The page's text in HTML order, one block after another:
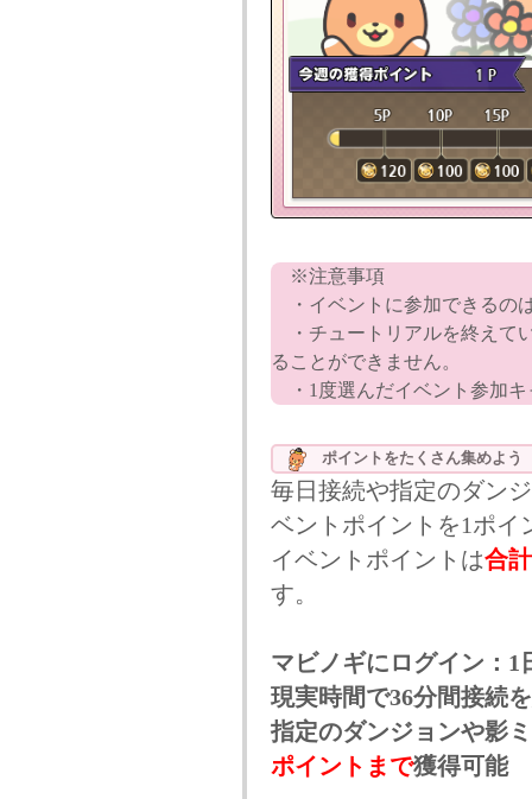
※注意事項
・イベントに参加できるの
・チュートリアルを終えて
ることができません。
・1度選んだイベント参加
ポイントをたくさん集めよ
毎日接続や指定のダン
ベントポイントを1ポイ
イベントポイントは合
す。
マビノギにログイン：1
現実時間で36分間接続
指定のダンジョンや影
ポイントまで獲得可能